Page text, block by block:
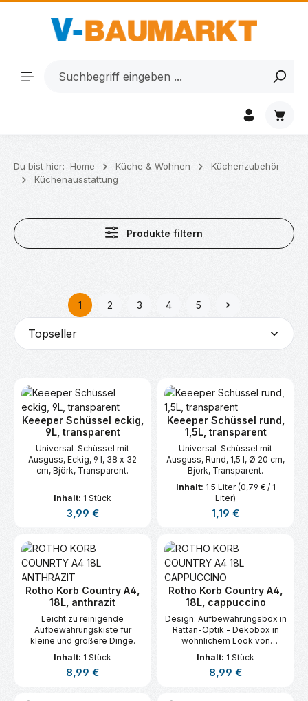
Zum Hauptinhalt springen
Du bist hier: Home Küche & Wohnen
Küchenzubehör
Küchenausstattung
Produkte filtern
Seite
1
Seite
2
Seite
3
Seite
4
Seite
5
Keeeper Schüssel eckig,
9L, transparent
Universal-Schüssel mit
Ausguss, Eckig, 9 l, 38 x 32
cm, Björk, Transparent.
Inhalt: 1 Stück
Regulärer Preis:
3,99 €
Keeeper Schüssel rund,
1,5L, transparent
Universal-Schüssel mit
Ausguss, Rund, 1,5 l, Ø 20 cm,
Björk, Transparent.
Inhalt: 1.5 Liter(0,79 € / 1
Liter)
Regulärer Preis:
1,19 €
Rotho Korb Country A4,
18L, anthrazit
Leicht zu reinigende
Aufbewahrungskiste für
kleine und größere Dinge.
Inhalt: 1 Stück
Regulärer Preis:
8,99 €
Rotho Korb Country A4,
18L, cappuccino
Design: Aufbewahrungsbox in
Rattan-Optik - Dekobox in
wohnlichem Look von
Naturmaterialien - Farbe:
beige Material:
Aufbewahrungskorb aus
Inhalt: 1 Stück
Regulärer Preis:
8,99 €